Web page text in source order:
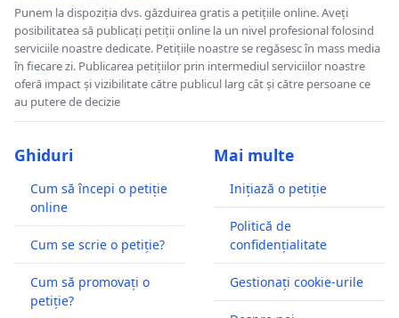
Punem la dispoziția dvs. găzduirea gratis a petițiile online. Aveți
posibilitatea să publicați petiții online la un nivel profesional folosind
serviciile noastre dedicate. Petițiile noastre se regăsesc în mass media
în fiecare zi. Publicarea petițiilor prin intermediul serviciilor noastre
oferă impact și vizibilitate către publicul larg cât și către persoane ce
au putere de decizie
Ghiduri
Cum să începi o petiție
online
Cum se scrie o petiție?
Cum să promovați o
petiție?
Mai multe
Inițiază o petiție
Politică de
confidențialitate
Gestionați cookie-urile